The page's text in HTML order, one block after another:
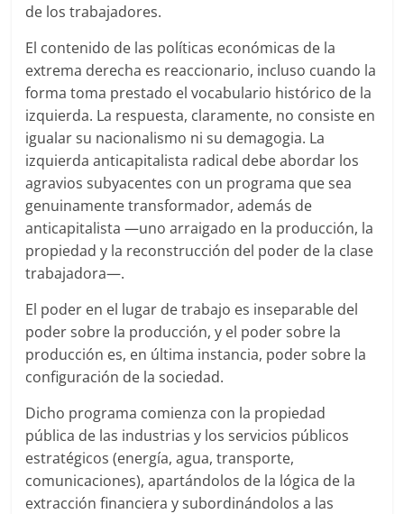
de los trabajadores.
El contenido de las políticas económicas de la
extrema derecha es reaccionario, incluso cuando la
forma toma prestado el vocabulario histórico de la
izquierda. La respuesta, claramente, no consiste en
igualar su nacionalismo ni su demagogia. La
izquierda anticapitalista radical debe abordar los
agravios subyacentes con un programa que sea
genuinamente transformador, además de
anticapitalista —uno arraigado en la producción, la
propiedad y la reconstrucción del poder de la clase
trabajadora—.
El poder en el lugar de trabajo es inseparable del
poder sobre la producción, y el poder sobre la
producción es, en última instancia, poder sobre la
configuración de la sociedad.
Dicho programa comienza con la propiedad
pública de las industrias y los servicios públicos
estratégicos (energía, agua, transporte,
comunicaciones), apartándolos de la lógica de la
extracción financiera y subordinándolos a las